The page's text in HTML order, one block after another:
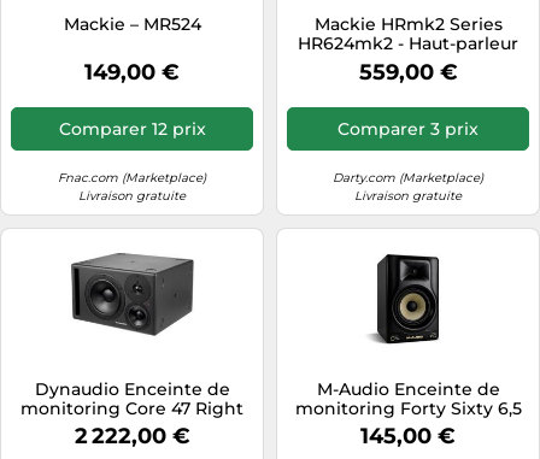
Mackie – MR524
149,00 €
Comparer 12 prix
Fnac.com (Marketplace)
Livraison gratuite
Mackie HRmk2 Series
HR624mk2 - Haut-parleur
pour écran - 2 voies
559,00 €
Comparer 3 prix
Darty.com (Marketplace)
Livraison gratuite
Dynaudio Enceinte de
monitoring Core 47 Right
(droite)
2 222,00 €
M-Audio Enceinte de
monitoring Forty Sixty 6,5
pouces – Transition DSP,
égaliseur, appli et
145,00 €